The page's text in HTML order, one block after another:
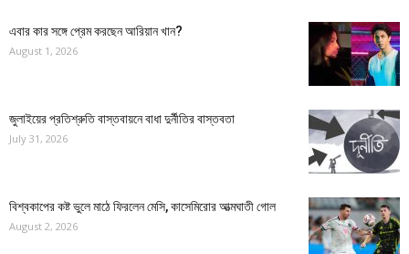
এবার কার সঙ্গে প্রেম করছেন আরিয়ান খান?
August 1, 2026
জুলাইয়ের প্রতিশ্রুতি বাস্তবায়নে বাধা দুর্নীতির বাস্তবতা
July 31, 2026
বিশ্বকাপের কষ্ট ভুলে মাঠে ফিরলেন মেসি, কাসেমিরোর আত্মঘাতী গোল
August 2, 2026